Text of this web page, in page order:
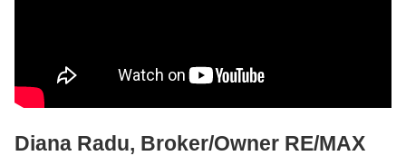
Diana Radu, Broker/Owner RE/MAX